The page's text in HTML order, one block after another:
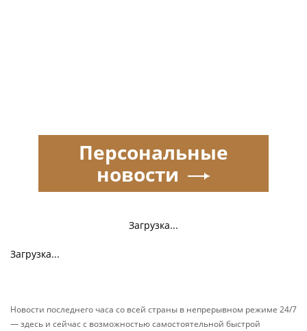
Загрузка...
Загрузка...
Персональные
новости
Новости последнего часа со всей страны в непрерывном режиме 24/7
— здесь и сейчас с возможностью самостоятельной быстрой